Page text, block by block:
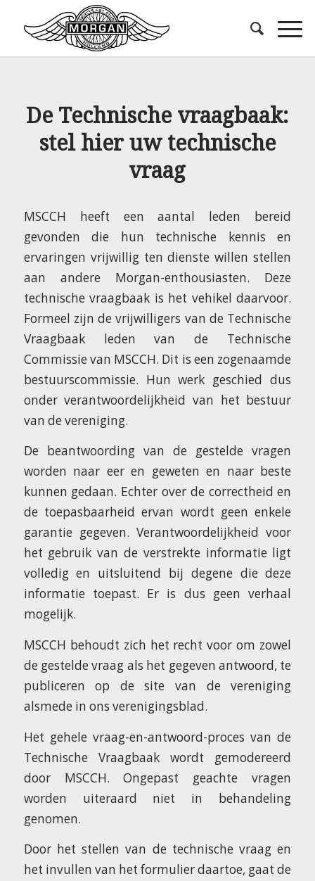
De Technische vraagbaak:
stel hier uw technische
vraag
MSCCH heeft een aantal leden bereid
gevonden die hun technische kennis en
ervaringen vrijwillig ten dienste willen stellen
aan andere Morgan-enthousiasten. Deze
technische vraagbaak is het vehikel daarvoor.
Formeel zijn de vrijwilligers van de Technische
Vraagbaak leden van de Technische
Commissie van MSCCH. Dit is een zogenaamde
bestuurscommissie. Hun werk geschied dus
onder verantwoordelijkheid van het bestuur
van de vereniging.
De beantwoording van de gestelde vragen
worden naar eer en geweten en naar beste
kunnen gedaan. Echter over de correctheid en
de toepasbaarheid ervan wordt geen enkele
garantie gegeven. Verantwoordelijkheid voor
het gebruik van de verstrekte informatie ligt
volledig en uitsluitend bij degene die deze
informatie toepast. Er is dus geen verhaal
mogelijk.
MSCCH behoudt zich het recht voor om zowel
de gestelde vraag als het gegeven antwoord, te
publiceren op de site van de vereniging
alsmede in ons verenigingsblad.
Het gehele vraag-en-antwoord-proces van de
Technische Vraagbaak wordt gemodereerd
door MSCCH. Ongepast geachte vragen
worden uiteraard niet in behandeling
genomen.
Door het stellen van de technische vraag en
het invullen van het formulier daartoe, gaat de